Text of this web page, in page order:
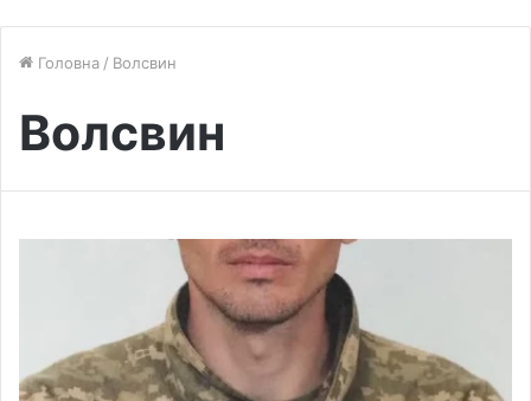
Головна / Волсвин
Волсвин